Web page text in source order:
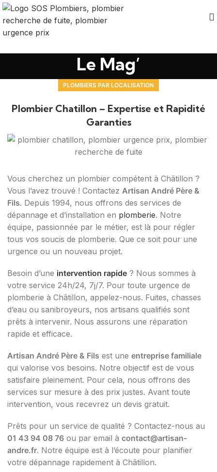
Le Mag’
PLOMBIERS PAR LOCALISATION
Plombier Chatillon – Expertise et Rapidité
Garanties
Vous cherchez un plombier compétent à Châtillon ?
Vous l’avez trouvé ! Contactez Artisan André Père &
Fils. Depuis 1994, nous offrons des services de
dépannage et d’installation en plomberie. Notre
équipe, passionnée par le métier, est là pour régler
tous vos soucis de plomberie. Que ce soit pour une
urgence ou un nouveau projet.
Besoin d’une intervention rapide ? Nous sommes à
votre service 24h/24, 7j/7. Pour toute urgence de
plomberie à Châtillon, appelez-nous. Fuites, chasses
d’eau ou sanibroyeurs, nos artisans qualifiés sont
prêts à intervenir. Nous assurons une réparation
rapide et efficace.
Artisan André Père & Fils est une entreprise familiale
qui valorise vos besoins. Notre objectif est de vous
satisfaire pleinement. Pour cela, nous offrons des
services sur mesure à des prix justes. Avant toute
intervention, vous recevrez un devis gratuit.
Prêts pour un service de qualité ? Contactez-nous au
01 43 94 08 76 ou par email à contact@artisan-
andre.fr. Notre équipe est à l’écoute pour planifier
votre dépannage rapidement à Châtillon.